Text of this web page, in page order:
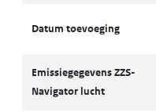
Datum toevoeging
Emissiegegevens ZZS-
Navigator lucht